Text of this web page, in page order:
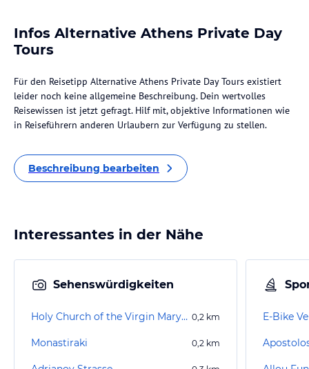
Infos Alternative Athens Private Day
Tours
Für den Reisetipp Alternative Athens Private Day Tours existiert
leider noch keine allgemeine Beschreibung. Dein wertvolles
Reisewissen ist jetzt gefragt. Hilf mit, objektive Informationen wie
in Reiseführern anderen Urlaubern zur Verfügung zu stellen.
Beschreibung bearbeiten
Interessantes in der Nähe
Sehenswürdigkeiten
Holy Church of the Virgin Mary Pantanassa 0,2 km
Monastiraki 0,2 km
E-Bike